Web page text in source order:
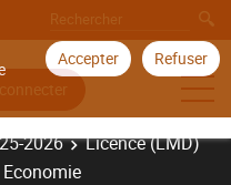
Accepter Refuser
2026
Licence (LMD)